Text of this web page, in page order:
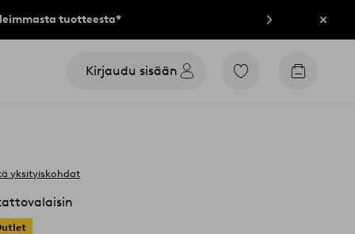
tuotteesta* Sulje
Kirjaudu sisään
Siirry
Siirry
yksityiskohdat
kattovalaisin